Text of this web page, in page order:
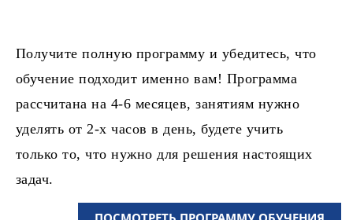
Получите полную программу и убедитесь, что
обучение подходит именно вам! Программа
рассчитана на 4-6 месяцев, занятиям нужно
уделять от 2-х часов в день, будете учить
только то, что нужно для решения настоящих
задач.